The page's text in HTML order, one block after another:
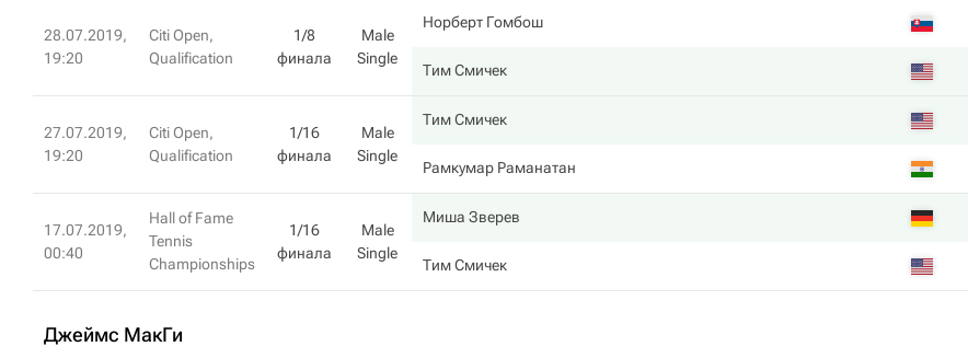
28.07.2019,
19:20
Citi Open,
Qualification
1/8
финала
Male
Single
Норберт Гомбош
Тим Смичек
27.07.2019,
19:20
Citi Open,
Qualification
1/16
финала
Male
Single
Тим Смичек
Рамкумар Раманатан
17.07.2019,
00:40
Hall of Fame
Tennis
Championships
1/16
финала
Male
Single
Миша Зверев
Тим Смичек
Джеймс МакГи